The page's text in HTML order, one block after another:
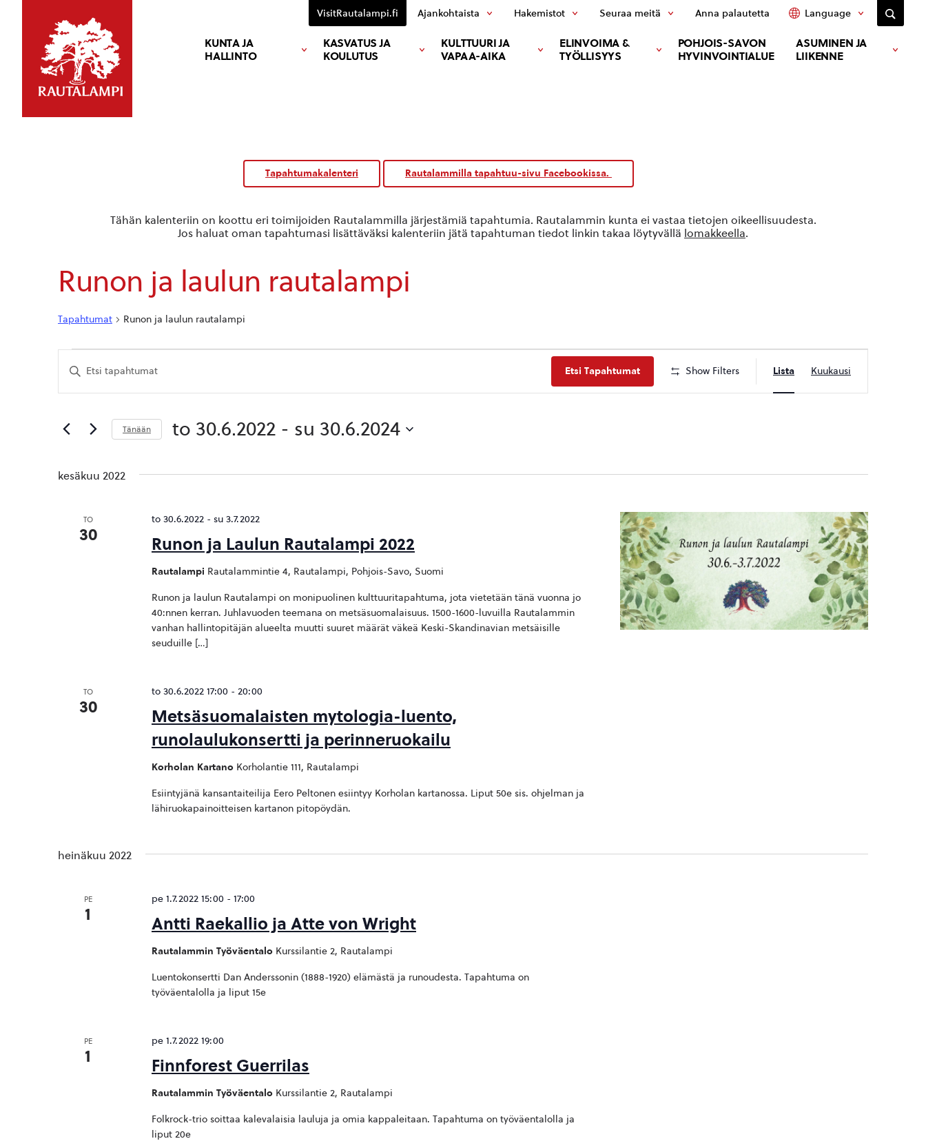
KUNTA JA
HALLINTO
KASVATUS JA
KOULUTUS
KULTTUURI JA
VAPAA-AIKA
ELINVOIMA &
TYÖLLISYYS
POHJOIS-SAVON
HYVINVOINTIALUE
ASUMINEN JA
LIIKENNE
VisitRautalampi.fi Ajankohtaista Hakemistot Seuraa meitä Anna palautetta Language
Tapahtumakalenteri Rautalammilla tapahtuu-sivu Facebookissa.
Runon ja laulun rautalampi
Tapahtumat Runon ja laulun rautalampi
Tapahtumat
Tapahtumat
Etsi
Näkymät
Syötä
hakusana.
Etsi
hakusanalla.
Etsi Tapahtumat Show Filters
Views
Navigation
Lista Kuukausi
Tänään to 30.6.2022 - su 30.6.2024
kesäkuu 2022
TO
30 Runon ja Laulun Rautalampi 2022
to 30.6.2022- su 3.7.2022
Rautalampi Rautalammintie 4, Rautalampi, Pohjois-Savo, Suomi
Runon ja laulun Rautalampi on monipuolinen kulttuuritapahtuma, jota vietetään tänä vuonna jo
40:nnen kerran. Juhlavuoden teemana on metsäsuomalaisuus. 1500-1600-luvuilla Rautalammin
vanhan hallintopitäjän alueelta muutti suuret määrät väkeä Keski-Skandinavian metsäisille
seuduille […]
TO
30
Metsäsuomalaisten mytologia-luento,
runolaulukonsertti ja perinneruokailu
to 30.6.2022 17:00- 20:00
Korholan Kartano Korholantie 111, Rautalampi
Esiintyjänä kansantaiteilija Eero Peltonen esiintyy Korholan kartanossa. Liput 50e sis. ohjelman ja
lähiruokapainoitteisen kartanon pitopöydän.
heinäkuu 2022
PE
1 Antti Raekallio ja Atte von Wright
pe 1.7.2022 15:00- 17:00
Rautalammin Työväentalo Kurssilantie 2, Rautalampi
Luentokonsertti Dan Anderssonin (1888-1920) elämästä ja runoudesta. Tapahtuma on
työväentalolla ja liput 15e
PE
1 Finnforest Guerrilas
pe 1.7.2022 19:00
Rautalammin Työväentalo Kurssilantie 2, Rautalampi
Folkrock-trio soittaa kalevalaisia lauluja ja omia kappaleitaan. Tapahtuma on työväentalolla ja
liput 20e
Tähän kalenteriin on koottu eri toimijoiden Rautalammilla järjestämiä tapahtumia. Rautalammin kunta ei vastaa tietojen oikeellisuudesta.
Jos haluat oman tapahtumasi lisättäväksi kalenteriin jätä tapahtuman tiedot linkin takaa löytyvällä lomakkeella.